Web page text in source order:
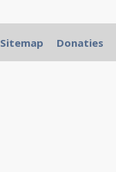
Sitemap Donaties